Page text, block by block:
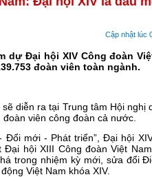
Cập nhật lúc
dự Đại hội XIV Công đoàn
đoàn viên toàn ngành.
diễn ra tại Trung tâm Hội nghị
viên công đoàn cả nước.
mới - Phát triển”, Đại hội
hội XIII Công đoàn Việt
trong nhiệm kỳ mới, sửa đổi
Việt Nam khóa XIV.
Lễ phát động